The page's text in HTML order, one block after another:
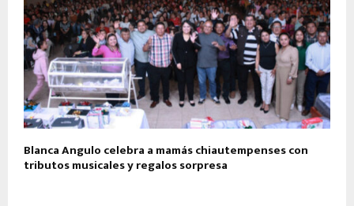
Blanca Angulo celebra a mamás chiautempenses con
tributos musicales y regalos sorpresa